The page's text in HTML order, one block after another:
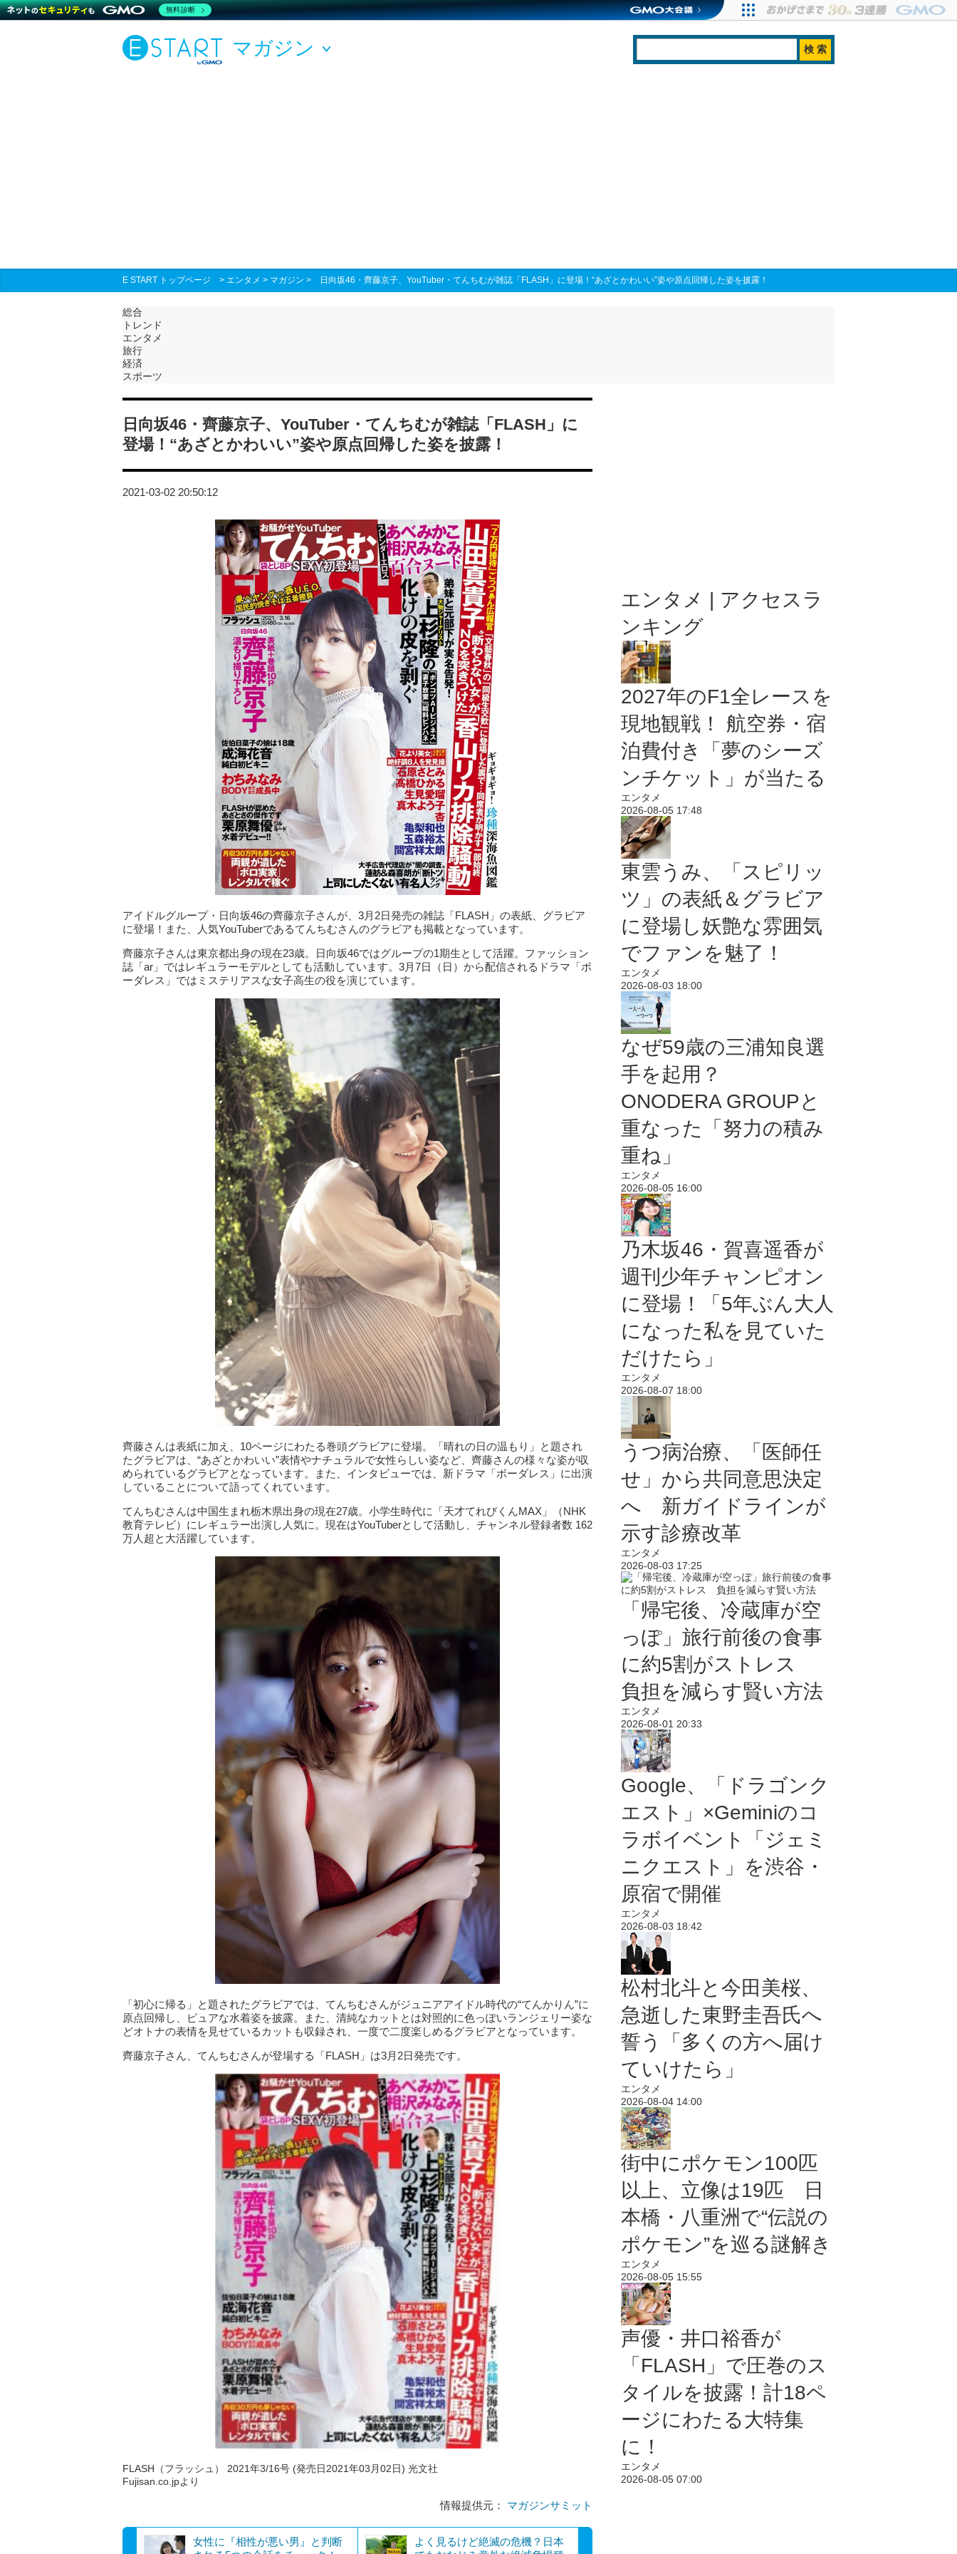
マガジン
E START トップページ > エンタメ > マガジン > 日向坂46・齊藤京子、YouTuber・てんちむが雑誌「FLASH」に登場！“あざとかわいい”姿や原点回帰した姿を披露！
総合
トレンド
エンタメ
旅行
経済
スポーツ
日向坂46・齊藤京子、YouTuber・てんちむが雑誌「FLASH」に
登場！“あざとかわいい”姿や原点回帰した姿を披露！
2021-03-02 20:50:12
アイドルグループ・日向坂46の齊藤京子さんが、3月2日発売の雑誌「FLASH」の表紙、グラビア
に登場！また、人気YouTuberであるてんちむさんのグラビアも掲載となっています。
齊藤京子さんは東京都出身の現在23歳。日向坂46ではグループの1期生として活躍。ファッション
誌「ar」ではレギュラーモデルとしても活動しています。3月7日（日）から配信されるドラマ「ボ
ーダレス」ではミステリアスな女子高生の役を演じています。
齊藤さんは表紙に加え、10ページにわたる巻頭グラビアに登場。「晴れの日の温もり」と題され
たグラビアは、“あざとかわいい”表情やナチュラルで女性らしい姿など、齊藤さんの様々な姿が収
められているグラビアとなっています。また、インタビューでは、新ドラマ「ボーダレス」に出演
していることについて語ってくれています。
てんちむさんは中国生まれ栃木県出身の現在27歳。小学生時代に「天才てれびくんMAX」（NHK
教育テレビ）にレギュラー出演し人気に。現在はYouTuberとして活動し、チャンネル登録者数 162
万人超と大活躍しています。
「初心に帰る」と題されたグラビアでは、てんちむさんがジュニアアイドル時代の“てんかりん”に
原点回帰し、ピュアな水着姿を披露。また、清純なカットとは対照的に色っぽいランジェリー姿な
どオトナの表情を見せているカットも収録され、一度で二度楽しめるグラビアとなっています。
齊藤京子さん、てんちむさんが登場する「FLASH」は3月2日発売です。
FLASH（フラッシュ） 2021年3/16号 (発売日2021年03月02日) 光文社
Fujisan.co.jpより
情報提供元： マガジンサミット
女性に『相性が悪い男』と判断
よく見るけど絶滅の危機？日本
エンタメ | アクセスラ
ンキング
2027年のF1全レースを
現地観戦！ 航空券・宿
泊費付き「夢のシーズ
ンチケット」が当たる
エンタメ
2026-08-05 17:48
東雲うみ、「スピリッ
ツ」の表紙＆グラビア
に登場し妖艶な雰囲気
でファンを魅了！
エンタメ
2026-08-03 18:00
なぜ59歳の三浦知良選
手を起用？
ONODERA GROUPと
重なった「努力の積み
重ね」
エンタメ
2026-08-05 16:00
乃木坂46・賀喜遥香が
週刊少年チャンピオン
に登場！「5年ぶん大人
になった私を見ていた
だけたら」
エンタメ
2026-08-07 18:00
うつ病治療、「医師任
せ」から共同意思決定
へ 新ガイドラインが
示す診療改革
エンタメ
2026-08-03 17:25
「帰宅後、冷蔵庫が空
っぽ」旅行前後の食事
に約5割がストレス
負担を減らす賢い方法
エンタメ
2026-08-01 20:33
Google、「ドラゴンク
エスト」×Geminiのコ
ラボイベント「ジェミ
ニクエスト」を渋谷・
原宿で開催
エンタメ
2026-08-03 18:42
松村北斗と今田美桜、
急逝した東野圭吾氏へ
誓う「多くの方へ届け
ていけたら」
エンタメ
2026-08-04 14:00
街中にポケモン100匹
以上、立像は19匹 日
本橋・八重洲で“伝説の
ポケモン”を巡る謎解き
エンタメ
2026-08-05 15:55
声優・井口裕香が
「FLASH」で圧巻のス
タイルを披露！計18ペ
ージにわたる大特集
に！
エンタメ
2026-08-05 07:00
無料診断